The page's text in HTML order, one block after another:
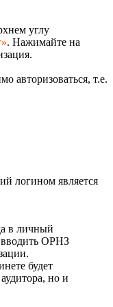
углу
». Нажимайте на
авторизоваться, т.е.
логином является
в личный
вводить ОРНЗ
будет
но и